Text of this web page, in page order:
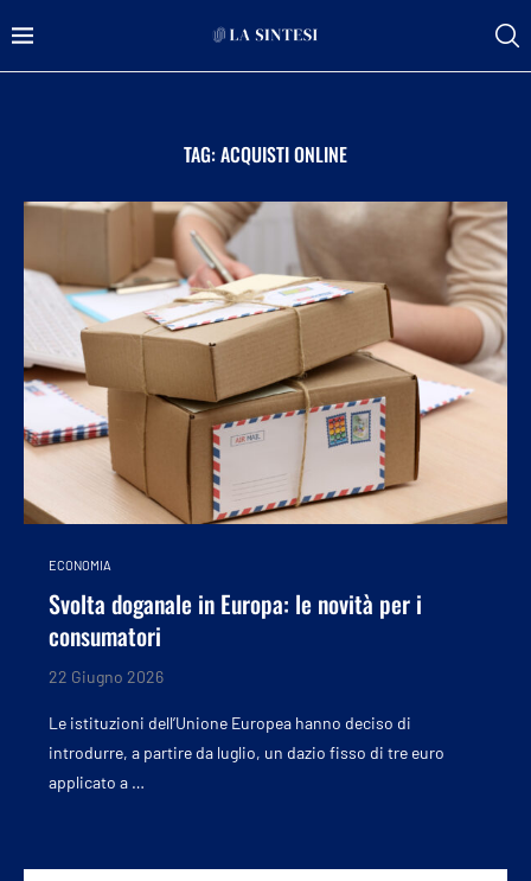
TAG:ACQUISTI ONLINE
ECONOMIA
Svolta doganale in Europa: le novità per i
consumatori
22 Giugno 2026
Le istituzioni dell’Unione Europea hanno deciso di
introdurre, a partire da luglio, un dazio fisso di tre euro
applicato a …